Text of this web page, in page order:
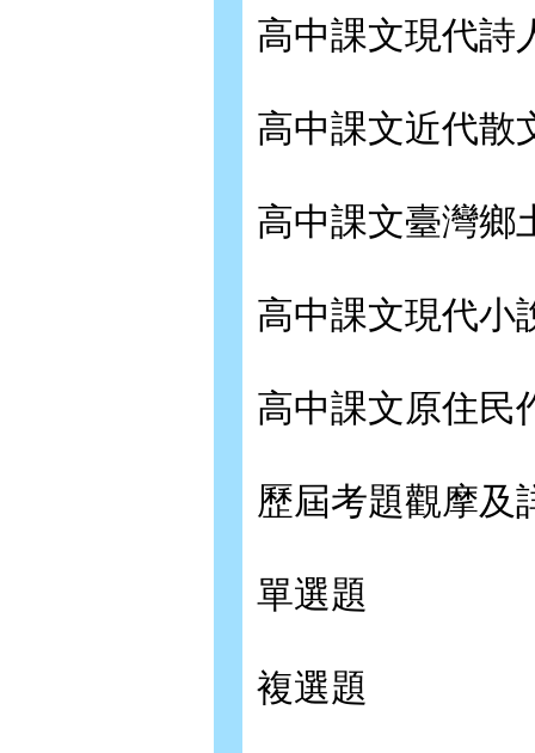
高中課文現代詩
高中課文近代散
高中課文臺灣鄉
高中課文現代小
高中課文原住民
歷屆考題觀摩及
單選題
複選題